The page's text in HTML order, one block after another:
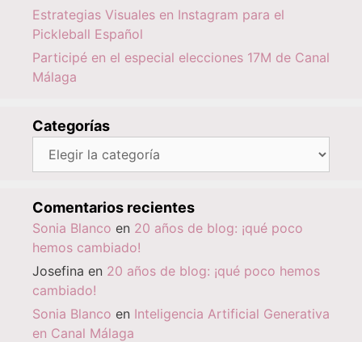
Estrategias Visuales en Instagram para el
Pickleball Español
Participé en el especial elecciones 17M de Canal
Málaga
Categorías
Comentarios recientes
Sonia Blanco en 20 años de blog: ¡qué poco
hemos cambiado!
Josefina en 20 años de blog: ¡qué poco hemos
cambiado!
Sonia Blanco en Inteligencia Artificial Generativa
en Canal Málaga